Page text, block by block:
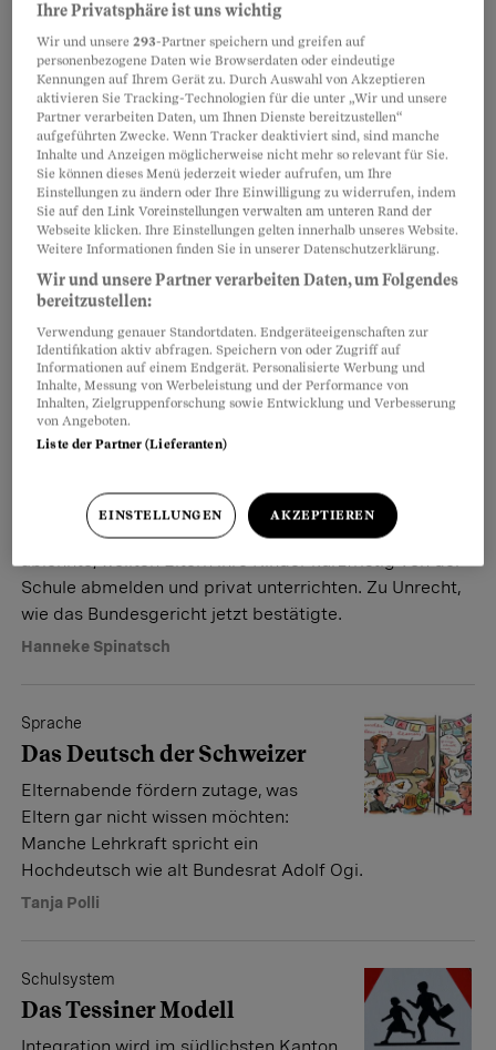
Klassentreffen. Zu Unrecht, wie ein
Selbstversuch zeigt.
Yvonne Staat
Turnunterricht
Jugend ohne Sport
Schweizer Volksschulen unterrichten
brav Kopf, Herz und Hand. Wo bleibt
der Körper? Ein Plädoyer für die
tägliche Turnstunde.
Balz Ruchti
Schulpflicht
Der Trick mit dem
Weil die Schule eine Befreiung vom
Unterricht vor den Sommerferien
ablehnte, wollten Eltern ihre Kinder kurzfristig von der
Schule abmelden und privat unterrichten. Zu Unrecht,
wie das Bundesgericht jetzt bestätigte.
Hanneke Spinatsch
Sprache
Das Deutsch der Schweizer
Elternabende fördern zutage, was
Eltern gar nicht wissen möchten:
Manche Lehrkraft spricht ein
Hochdeutsch wie alt Bundesrat Adolf Ogi.
Tanja Polli
Schulsystem
Das Tessiner Modell
Ihre Privatsphäre ist uns wichtig
Wir und unsere293-Partner speichern und greifen auf
personenbezogene Daten wie Browserdaten oder eindeutige
Kennungen auf Ihrem Gerät zu. Durch Auswahl von Akzeptieren
aktivieren Sie Tracking-Technologien für die unter „Wir und unsere
Partner verarbeiten Daten, um Ihnen Dienste bereitzustellen“
aufgeführten Zwecke. Wenn Tracker deaktiviert sind, sind manche
Inhalte und Anzeigen möglicherweise nicht mehr so relevant für Sie.
Sie können dieses Menü jederzeit wieder aufrufen, um Ihre
Einstellungen zu ändern oder Ihre Einwilligung zu widerrufen, indem
Sie auf den Link Voreinstellungen verwalten am unteren Rand der
Webseite klicken. Ihre Einstellungen gelten innerhalb unseres Website.
Weitere Informationen finden Sie in unserer Datenschutzerklärung.
Wir und unsere Partner verarbeiten Daten, um Folgendes
bereitzustellen:
Verwendung genauer Standortdaten. Endgeräteeigenschaften zur
Identifikation aktiv abfragen. Speichern von oder Zugriff auf
Informationen auf einem Endgerät. Personalisierte Werbung und
Inhalte, Messung von Werbeleistung und der Performance von
Inhalten, Zielgruppenforschung sowie Entwicklung und Verbesserung
von Angeboten.
Liste der Partner (Lieferanten)
EINSTELLUNGEN AKZEPTIEREN